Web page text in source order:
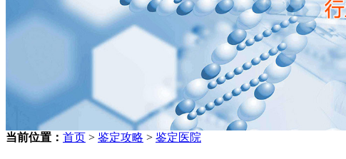
当前位置： 首页 > 鉴定攻略 > 鉴定医院